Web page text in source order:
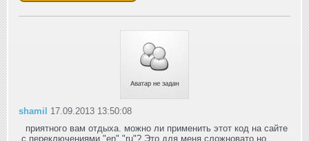
shamil
17.09.2013 13:50:08
приятного вам отдыха. можно ли применить этот код на сайте
,с переключениями "en","ru"? Это для меня сложновато,но